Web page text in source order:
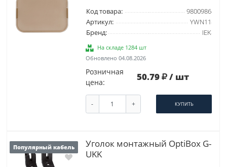
Код товара:
9800986
Артикул:
YWN11
Бренд:
IEK
На складе 1284 шт
Обновлено 04.08.2026
Розничная
цена:
50.79 / шт
- + КУПИТЬ
Популярный кабель
Уголок монтажный OptiBox G-
UKK